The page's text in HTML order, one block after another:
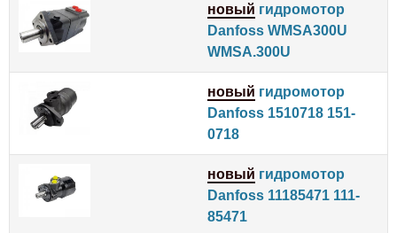
новый гидромотор
Danfoss WMSA300U
WMSA.300U
новый гидромотор
Danfoss 1510718 151-
0718
новый гидромотор
Danfoss 11185471 111-
85471